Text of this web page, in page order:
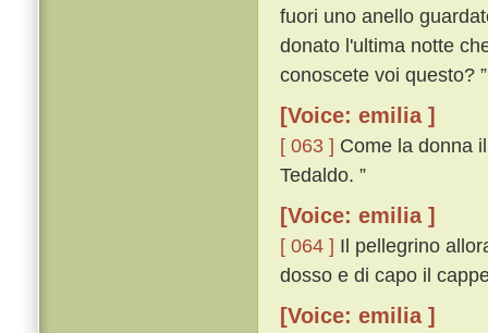
fuori uno anello
donato l'ultima notte
conoscete voi questo? ”
[Voice: emilia ]
[ 063 ] Come la donna
Tedaldo. ”
[Voice: emilia ]
[ 064 ] Il pellegrino
dosso e di capo il
[Voice: emilia ]